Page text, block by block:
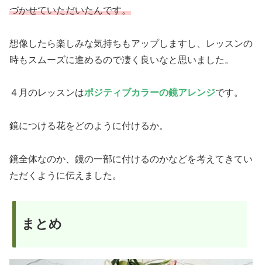
づかせていただいたんです。
想像したら楽しみな気持ちもアップしますし、レッスンの
時もスムーズに進めるので凄く良いなと思いました。
４月のレッスンはポジティブカラーの鏡アレンジです。
鏡につける花をどのように付けるか。
鏡全体なのか、鏡の一部に付けるのかなどを考えてきてい
ただくように伝えました。
まとめ